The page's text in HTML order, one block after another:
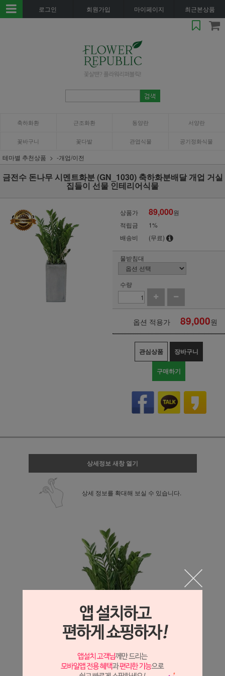
로그인 회원가입 마이페이지 최근본상품
축하화환 근조화환 동양란 서양란
꽃바구니 꽃다발 관엽식물 공기정화식물
테마별 추천상품 -개업/이전
금전수 돈나무 시멘트화분 (GN_1030) 축하화분배달 개업 거실
집들이 선물 인테리어식물
상품가 89,000원
적립금
1%
배송비
(무료)
물받침대
수량
옵션 적용가 89,000원
관심상품 장바구니
구매하기
상세정보 새창 열기
상세 정보를 확대해 보실 수 있습니다.